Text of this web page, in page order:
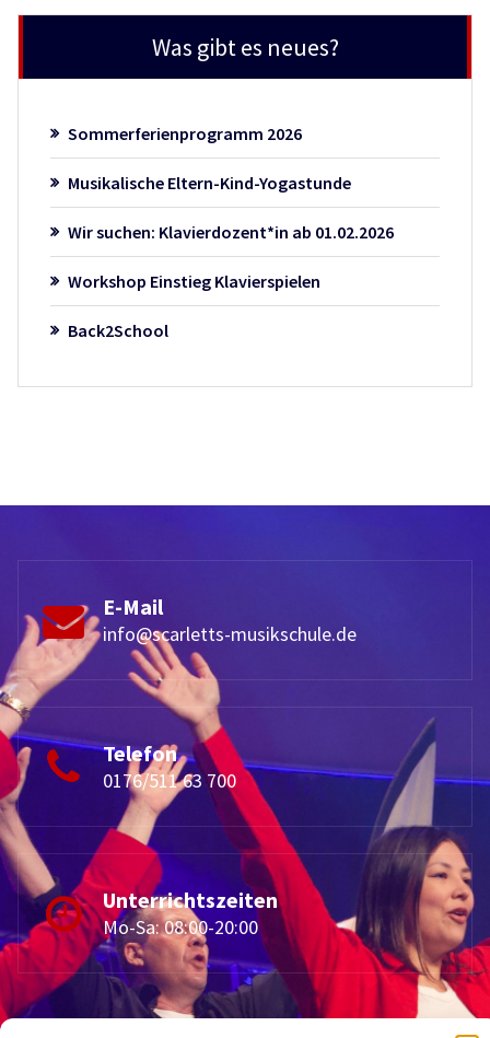
Was gibt es neues?
Sommerferienprogramm 2026
Musikalische Eltern-Kind-Yogastunde
Wir suchen: Klavierdozent*in ab 01.02.2026
Workshop Einstieg Klavierspielen
Back2School
E-Mail
info@scarletts-musikschule.de
Telefon
0176/511 63 700
Unterrichtszeiten
Mo-Sa: 08:00-20:00